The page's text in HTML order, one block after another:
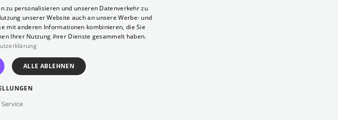
für bis zu 90
zu personalisieren und unseren Datenverkehr zu
unserer Website auch an unsere Werbe- und
mit anderen Informationen kombinieren, die Sie
Ihrer Nutzung ihrer Dienste gesammelt haben.
ALLE ABLEHNEN